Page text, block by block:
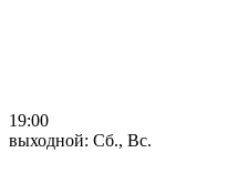
19:00
выходной: Сб., Вс.